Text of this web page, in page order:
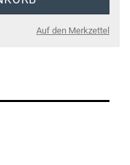
Auf den Merkzettel